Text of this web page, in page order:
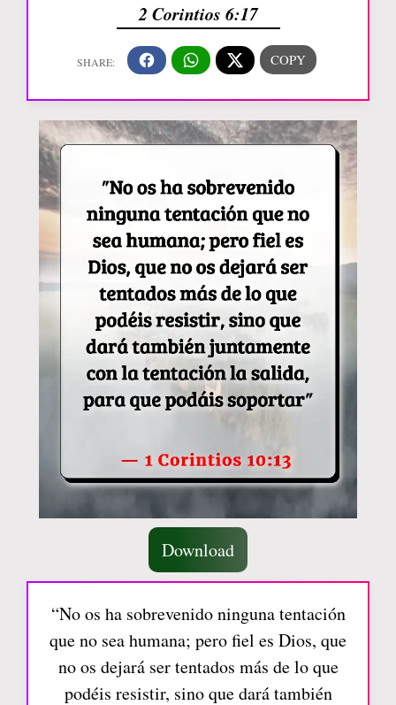
2 Corintios 6:17
Download
“No os ha sobrevenido ninguna tentación
que no sea humana; pero fiel es Dios, que
no os dejará ser tentados más de lo que
podéis resistir, sino que dará también